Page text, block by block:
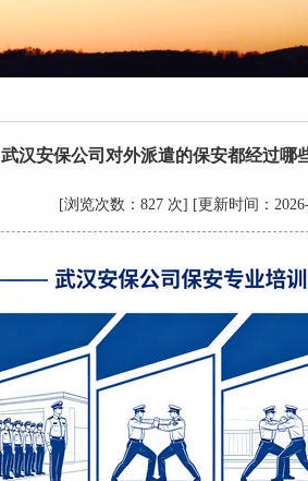
武汉安保公司对外派遣的保安都经过哪
[浏览次数：827 次] [更新时间：